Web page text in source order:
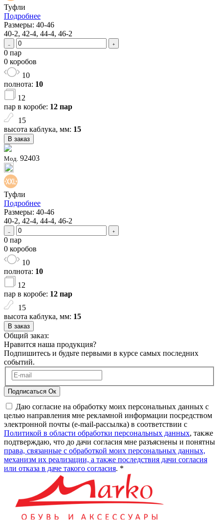
Туфли
Подробнее
Размеры: 40-46
40-2, 42-4, 44-4, 46-2
0 пар
0 коробов
10
полнота: 10
12
пар в коробе: 12 пар
15
высота каблука, мм: 15
В заказ
Мод. 92403
Туфли
Подробнее
Размеры: 40-46
40-2, 42-4, 44-4, 46-2
0 пар
0 коробов
10
полнота: 10
12
пар в коробе: 12 пар
15
высота каблука, мм: 15
В заказ
Общий заказ:
Нравится наша продукция?
Подпишитесь и будьте первыми в курсе самых последних
событий.
Подписаться Ок
Даю согласие на обработку моих персональных данных с
целью направления мне рекламной информации посредством
электронной почты (e-mail-рассылка) в соответствии с
Политикой в области обработки персональных данных, также
подтверждаю, что до дачи согласия мне разъяснены и понятны
права, связанные с обработкой моих персональных данных,
механизм их реализации, а также последствия дачи согласия
или отказа в даче такого согласия. *